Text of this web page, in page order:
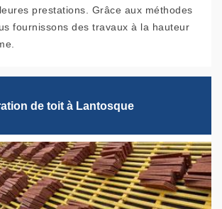
prestations. Grâce aux méthodes
fournissons des travaux à la hauteur
de toit à Lantosque